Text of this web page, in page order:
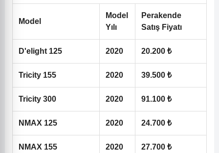
Model
Model
Yılı
Perakende
Satış Fiyatı
D'elight 125 2020 20.200 ₺
Tricity 155 2020 39.500 ₺
Tricity 300 2020 91.100 ₺
NMAX 125 2020 24.700 ₺
NMAX 155 2020 27.700 ₺